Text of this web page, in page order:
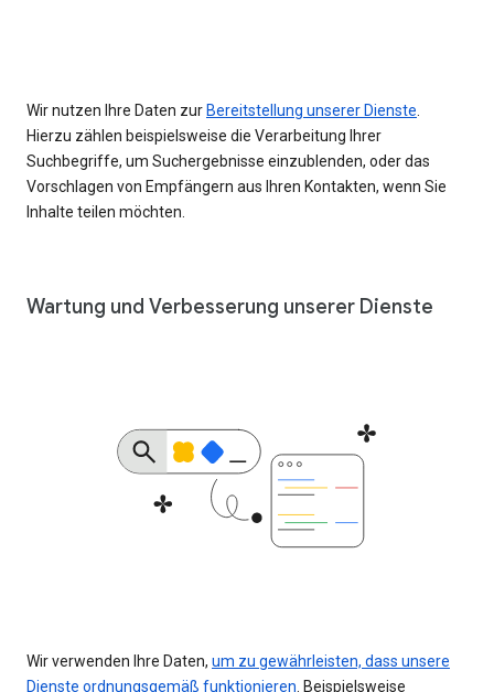
Wir nutzen Ihre Daten zur Bereitstellung unserer Dienste
Hierzu zählen beispielsweise die Verarbeitung Ihrer
Suchbegriffe, um Suchergebnisse einzublenden, oder das
Vorschlagen von Empfängern aus Ihren Kontakten, wenn Sie
Inhalte teilen möchten.
Wartung und Verbesserung unserer Dienste
Wir verwenden Ihre Daten, um zu gewährleisten, dass unsere
Dienste ordnungsgemäß funktionieren . Beispielsweise